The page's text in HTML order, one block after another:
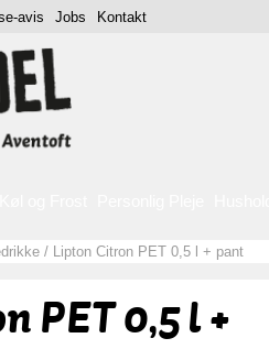
/ Lipton Citron PET 0,5 l + pant
PET 0,5 l +
avis Jobs Kontakt